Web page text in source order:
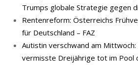
Trumps globale Strategie gegen
Rentenreform: Österreichs
für Deutschland – FAZ
Autistin verschwand am
vermisste Dreijährige tot im Pool